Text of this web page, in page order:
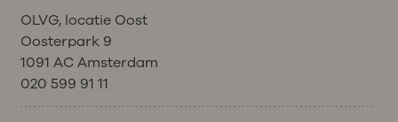
OLVG, locatie Oost
Oosterpark 9
1091 AC Amsterdam
020 599 91 11